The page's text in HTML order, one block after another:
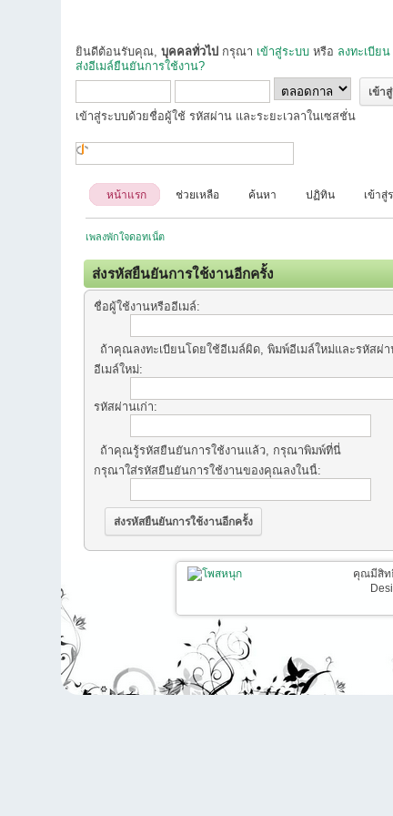
ยินดีต้อนรับคุณ,บุคคลทั่วไป กรุณา เข้าสู่ระบบ หรือ ลงทะเบียน
ส่งอีเมล์ยืนยันการใช้งาน?
เข้าสู่ระบบด้วยชื่อผู้ใช้ รหัสผ่าน และระยะเวลาในเซสชั่น
หน้าแรก ช่วยเหลือ ค้นหา ปฏิทิน เข้าสู่
เพลงพักใจดอทเน็ต
ส่งรหัสยืนยันการใช้งานอีกครั้ง
ชื่อผู้ใช้งานหรืออีเมล์:
ถ้าคุณลงทะเบียนโดยใช้อีเมล์ผิด, พิมพ์อีเมล์ใหม่และรหัส
อีเมล์ใหม่:
รหัสผ่านเก่า:
ถ้าคุณรู้รหัสยืนยันการใช้งานแล้ว, กรุณาพิมพ์ที่นี่
กรุณาใส่รหัสยืนยันการใช้งานของคุณลงในนี้:
คุณมีสิท